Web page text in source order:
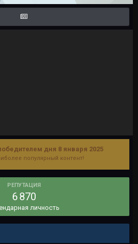
дня 8 января 2025
популярный контент!
РЕПУТАЦИЯ
6 870
личность